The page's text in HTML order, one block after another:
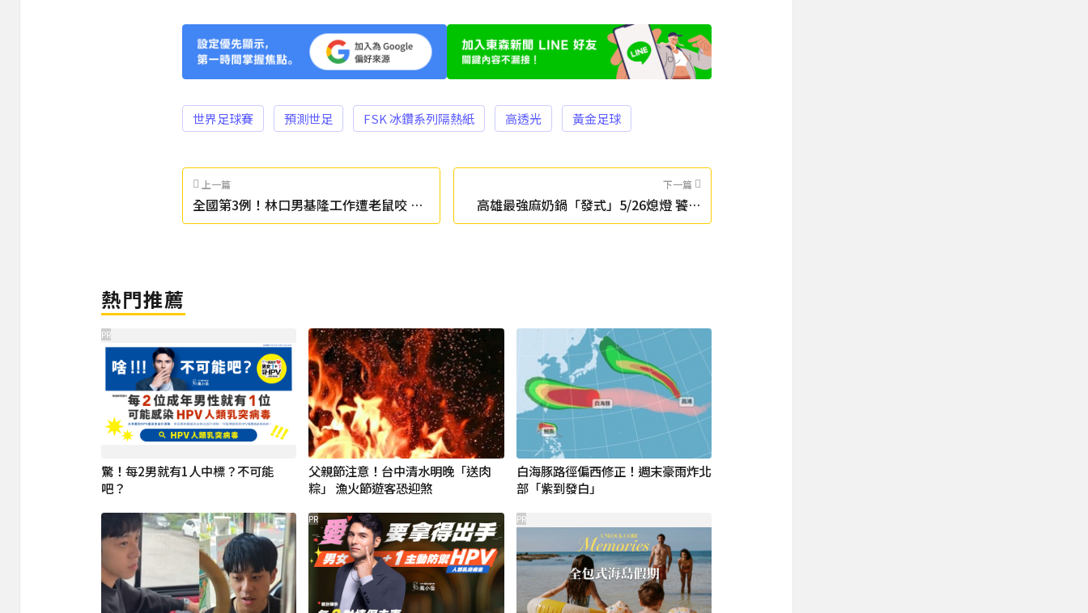
世界足球賽 預測世足 FSK 冰鑽系列隔熱紙 高透光 黃金足球
上一篇
全國第3例！林口男基隆工作遭老鼠咬 確
診染漢他病毒
下一篇
高雄最強麻奶鍋「發式」5/26熄燈 饕客
不捨：無可取代
熱門推薦
驚！每2男就有1人中標？不可能
吧？
PR
父親節注意！台中清水明晚「送肉
粽」 漁火節遊客恐迎煞
白海豚路徑偏西修正！週末豪雨炸北
部「紫到發白」
PR PR